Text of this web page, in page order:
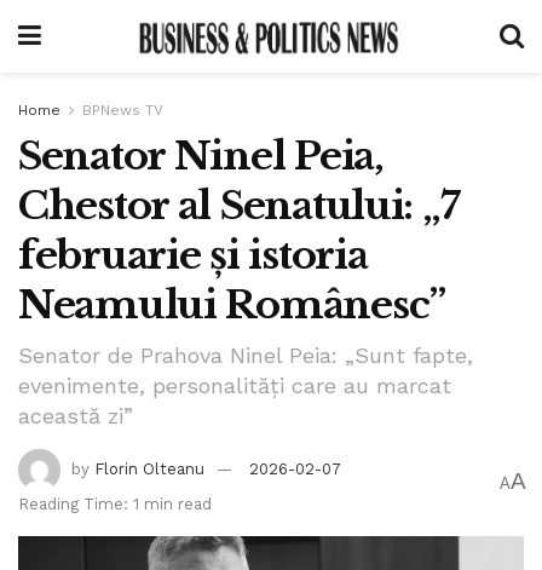
Home BPNews TV
Senator Ninel Peia,
Chestor al Senatului: „7
februarie și istoria
Neamului Românesc”
Senator de Prahova Ninel Peia: „Sunt fapte,
evenimente, personalități care au marcat
această zi”
by Florin Olteanu
2026-02-07
Reading Time: 1 min read
AA